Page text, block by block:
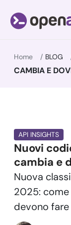
Home BLOG
CAMBIA E
API INSIGHTS
Nuovi
cambia e
Nuova
2025:
devono